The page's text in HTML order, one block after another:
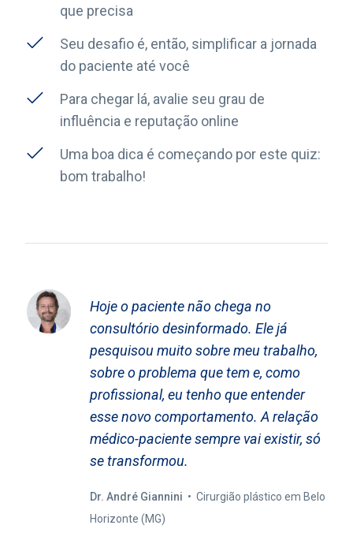
que precisa
Seu desafio é, então, simplificar a jornada
do paciente até você
Para chegar lá, avalie seu grau de
influência e reputação online
Uma boa dica é começando por este quiz:
bom trabalho!
Hoje o paciente não chega no
consultório desinformado. Ele já
pesquisou muito sobre meu trabalho,
sobre o problema que tem e, como
profissional, eu tenho que entender
esse novo comportamento. A relação
médico-paciente sempre vai existir, só
se transformou.
Dr. André Giannini • Cirurgião plástico em Belo
Horizonte (MG)